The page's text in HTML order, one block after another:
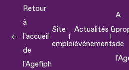
contenu
Retour
à
l'accueil
de
l'Agefiph
Site
emploi
Actualités &
événements
A
de